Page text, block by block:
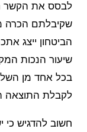
לבסס את הקשר
שקיבלתם הכרה
הביטחון ייצג
שיעור הנכות
בכל אחד מן
לקבלת התוצאה
חשוב להדגיש